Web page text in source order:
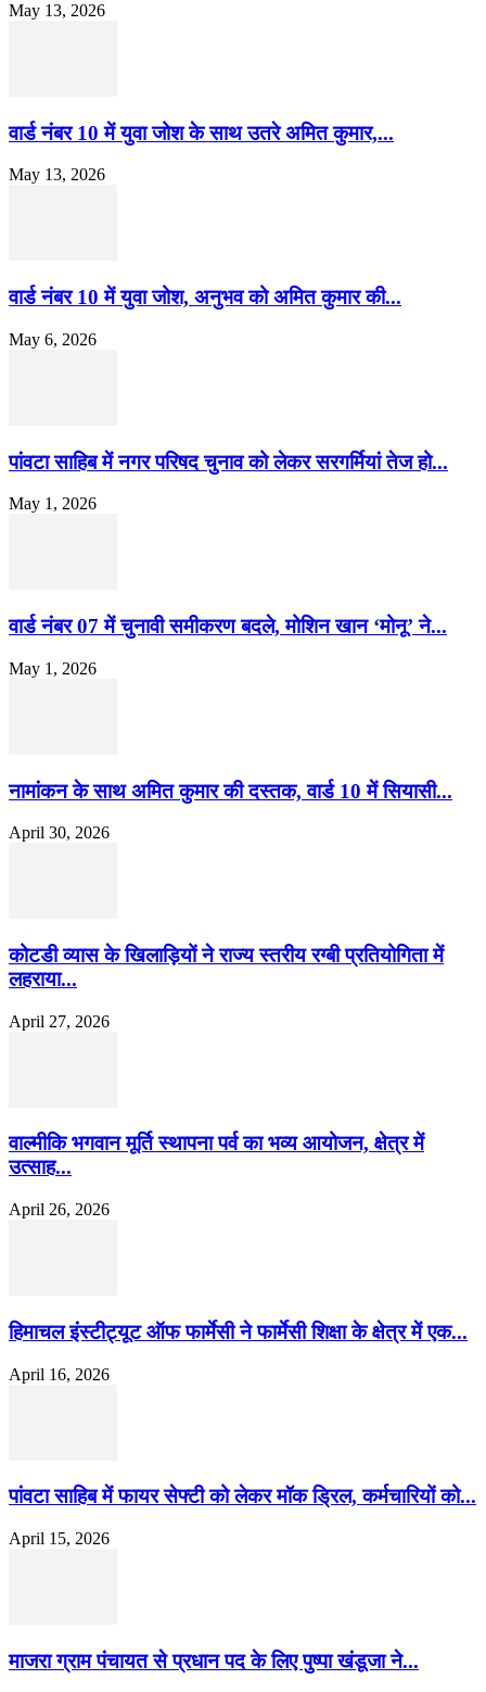
May 13, 2026
वार्ड नंबर 10 में युवा जोश के साथ उतरे अमित कुमार,...
May 13, 2026
वार्ड नंबर 10 में युवा जोश, अनुभव को अमित कुमार की...
May 6, 2026
पांवटा साहिब में नगर परिषद चुनाव को लेकर सरगर्मियां तेज हो...
May 1, 2026
वार्ड नंबर 07 में चुनावी समीकरण बदले, मोशिन खान ‘मोनू’ ने...
May 1, 2026
नामांकन के साथ अमित कुमार की दस्तक, वार्ड 10 में सियासी...
April 30, 2026
कोटडी व्यास के खिलाड़ियों ने राज्य स्तरीय रग्बी प्रतियोगिता में
लहराया...
April 27, 2026
वाल्मीकि भगवान मूर्ति स्थापना पर्व का भव्य आयोजन, क्षेत्र में
उत्साह...
April 26, 2026
हिमाचल इंस्टीट्यूट ऑफ फार्मेसी ने फार्मेसी शिक्षा के क्षेत्र में एक...
April 16, 2026
पांवटा साहिब में फायर सेफ्टी को लेकर मॉक ड्रिल, कर्मचारियों को...
April 15, 2026
माजरा ग्राम पंचायत से प्रधान पद के लिए पुष्पा खंडूजा ने...